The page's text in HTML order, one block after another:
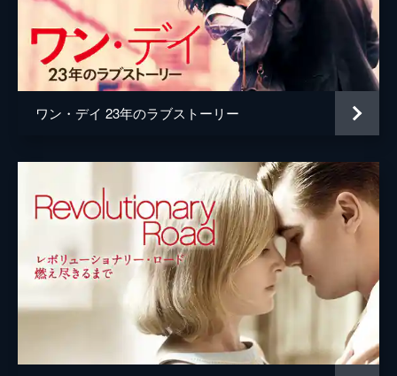
ジェシカ・ルーカス
監督
脚本 アン・ピーコック
原作 ニコラス・スパークス
音楽 ジャニーン・テソリ
デニーズ・ディ・ノヴィ
ワン・デイ 23年のラブストーリー